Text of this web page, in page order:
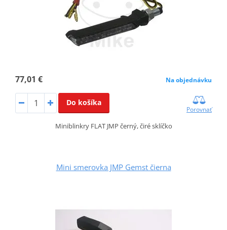
77,01 € Na objednávku
Do košíka
Porovnať
Miniblinkry FLAT JMP černý, čiré sklíčko
Mini smerovka JMP Gemst čierna